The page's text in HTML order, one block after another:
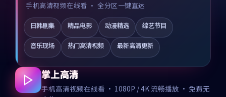
手机高清视频在线看 · 全分区一键直达
日韩剧集 精品电影 动漫精选 综艺节目
音乐现场 热门高清视频 最新高清更新
掌上高清
手机高清视频在线看 · 1080P / 4K 流畅播放 · 免费无